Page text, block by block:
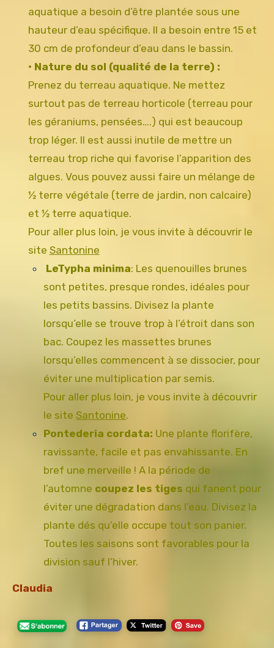
aquatique a besoin d’être plantée sous une
hauteur d’eau spécifique. Il a besoin entre 15 et
30 cm de profondeur d’eau dans le bassin.
• Nature du sol (qualité de la terre) :
Prenez du terreau aquatique. Ne mettez
surtout pas de terreau horticole (terreau pour
les géraniums, pensées….) qui est beaucoup
trop léger. Il est aussi inutile de mettre un
terreau trop riche qui favorise l’apparition des
algues. Vous pouvez aussi faire un mélange de
½ terre végétale (terre de jardin, non calcaire)
et ½ terre aquatique.
Pour aller plus loin, je vous invite à découvrir le
site Santonine
LeTypha minima: Les quenouilles brunes
sont petites, presque rondes, idéales pour
les petits bassins. Divisez la plante
lorsqu’elle se trouve trop à l’étroit dans son
bac. Coupez les massettes brunes
lorsqu’elles commencent à se dissocier, pour
éviter une multiplication par semis.
Pour aller plus loin, je vous invite à découvrir
le siteSantonine.
Pontederia cordata: Une plante florifère,
ravissante, facile et pas envahissante. En
bref une merveille ! A la période de
l’automne coupez les tiges qui fanent pour
éviter une dégradation dans l’eau. Divisez la
plante dés qu’elle occupe tout son panier.
Toutes les saisons sont favorables pour la
division sauf l’hiver.
Claudia